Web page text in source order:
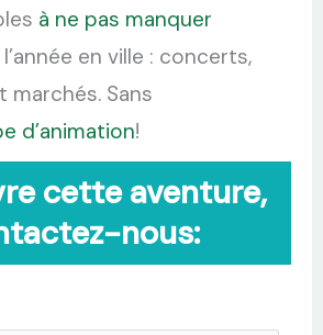
à ne pas manquer
en ville : concerts,
Sans
d’animation!
cette aventure,
nous: